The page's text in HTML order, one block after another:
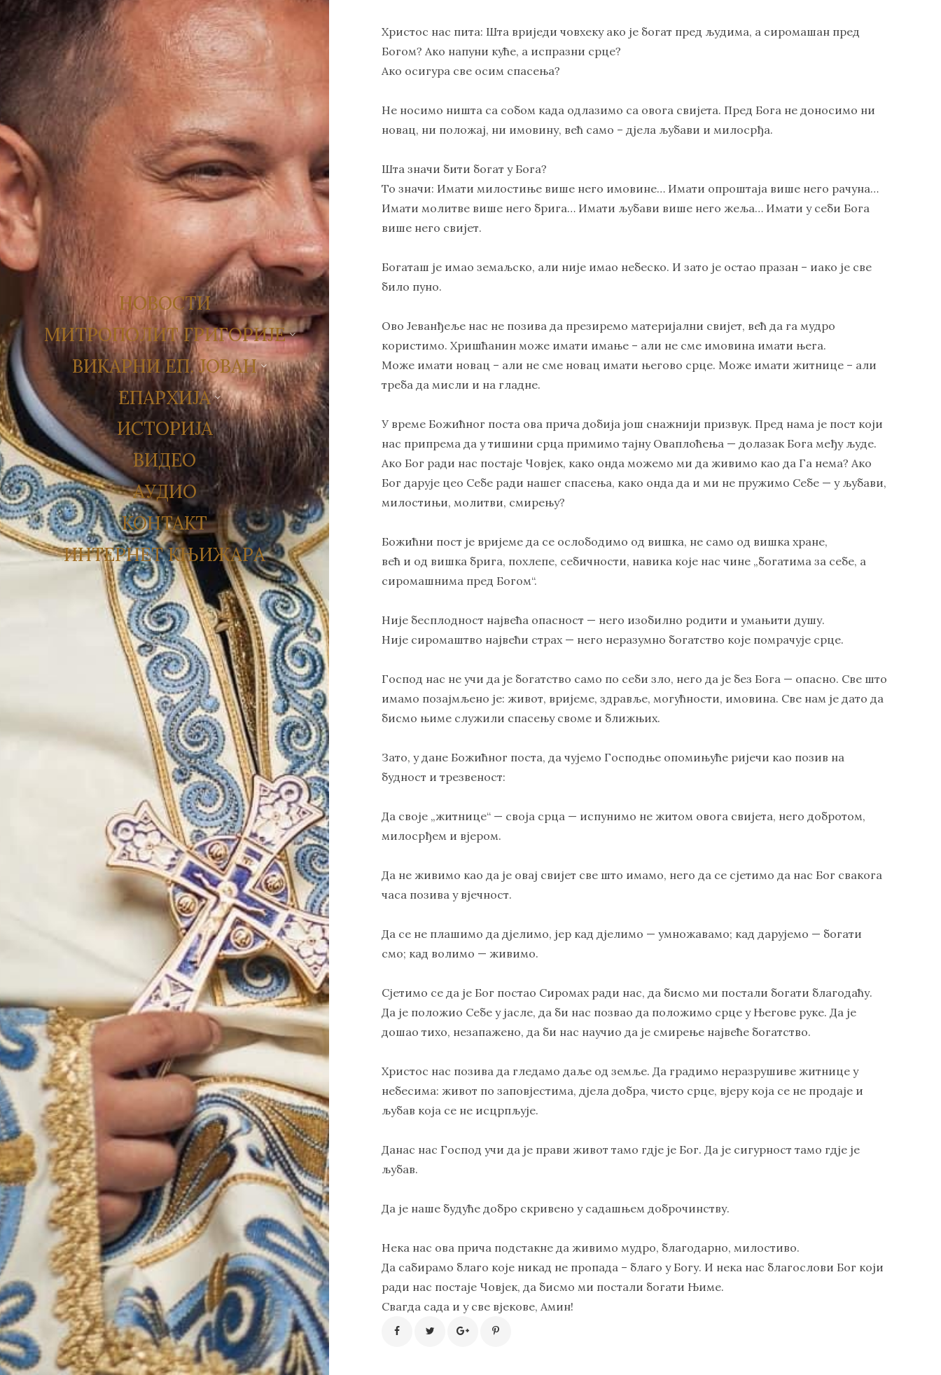
НОВОСТИ
МИТРОПОЛИТ ГРИГОРИЈЕ
ВИКАРНИ ЕП. ЈОВАН
ЕПАРХИЈА
ИСТОРИЈА
ВИДЕО
АУДИО
КОНТАКТ
ИНТЕРНЕТ КЊИЖАРА
Христос нас пита: Шта вриједи човхеку ако је богат пред људима, а сиромашан пред
Богом? Ако напуни куће, а испразни срце?
Ако осигура све осим спасења?
Не носимо ништа са собом када одлазимо са овога свијета. Пред Бога не доносимо ни
новац, ни положај, ни имовину, већ само – дјела љубави и милосрђа.
Шта значи бити богат у Бога?
То значи: Имати милостиње више него имовине… Имати опроштаја више него рачуна…
Имати молитве више него брига… Имати љубави више него жеља… Имати у себи Бога
више него свијет.
Богаташ је имао земаљско, али није имао небеско. И зато је остао празан – иако је све
било пуно.
Ово Јеванђеље нас не позива да презиремо материјални свијет, већ да га мудро
користимо. Хришћанин може имати имање – али не сме имовина имати њега.
Може имати новац – али не сме новац имати његово срце. Може имати житнице – али
треба да мисли и на гладне.
У време Божићног поста ова прича добија још снажнији призвук. Пред нама је пост који
нас припрема да у тишини срца примимо тајну Оваплоћења — долазак Бога међу људе.
Ако Бог ради нас постаје Човјек, како онда можемо ми да живимо као да Га нема? Ако
Бог дарује цео Себе ради нашег спасења, како онда да и ми не пружимо Себе — у љубави,
милостињи, молитви, смирењу?
Божићни пост је вријеме да се ослободимо од вишка, не само од вишка хране,
већ и од вишка брига, похлепе, себичности, навика које нас чине „богатима за себе, а
сиромашнима пред Богом“.
Није бесплодност највећа опасност — него изобилно родити и умањити душу.
Није сиромаштво највећи страх — него неразумно богатство које помрачује срце.
Господ нас не учи да је богатство само по себи зло, него да је без Бога — опасно. Све што
имамо позајмљено је: живот, вријеме, здравље, могућности, имовина. Све нам је дато да
бисмо њиме служили спасењу своме и ближњих.
Зато, у дане Божићног поста, да чујемо Господње опомињуће ријечи као позив на
будност и трезвеност:
Да своје „житнице“ — своја срца — испунимо не жито­м овога свијета, него добротом,
милосрђем и вјером.
Да не живимо као да је овај свијет све што имамо, него да се сјетимо да нас Бог свакога
часа позива у вјечност.
Да се не плашимо да дјелимо, јер кад дјелимо — умножавамо; кад дарујемо — богати
смо; кад волимо — живимо.
Сјетимо се да је Бог постао Сиромах ради нас, да бисмо ми постали богати благодаћу.
Да је положио Себе у јасле, да би нас позвао да положимо срце у Његове руке. Да је
дошао тихо, незапажено, да би нас научио да је смирење највеће богатство.
Христос нас позива да гледамо даље од земље. Да градимо неразрушиве житнице у
небесима: живот по заповјестима, дјела добра, чисто срце, вјеру која се не продаје и
љубав која се не исцрпљује.
Данас нас Господ учи да је прави живот тамо гдје је Бог. Да је сигурност тамо гдје је
љубав.
Да је наше будуће добро скривено у садашњем доброчинству.
Нека нас ова прича подстакне да живимо мудро, благодарно, милостиво.
Да сабирамо благо које никад не пропада – благо у Богу. И нека нас благослови Бог који
ради нас постаје Човјек, да бисмо ми постали богати Њиме.
Свагда сада и у све вјекове, Амин!